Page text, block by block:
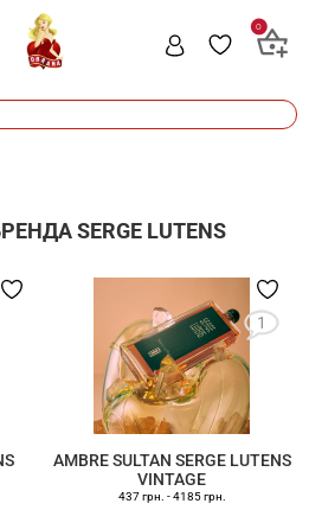
0
SERGE LUTENS
1
AMBRE SULTAN SERGE LUTENS
VINTAGE
437 грн. -4185 грн.